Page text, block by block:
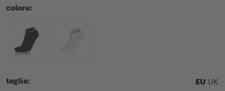
colore
taglia EU UK